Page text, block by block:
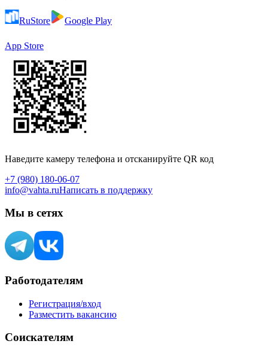
RuStore Google Play
App Store
Наведите камеру телефона и отсканируйте QR код
+7 (980) 180-06-07
info@vahta.ruНаписать в поддержку
Мы в сетях
Работодателям
Регистрация/вход
Разместить вакансию
Соискателям